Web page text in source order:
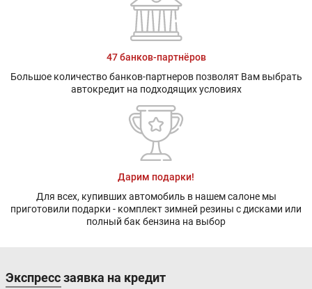
47 банков-партнёров
Большое количество банков-партнеров позволят Вам выбрать
автокредит на подходящих условиях
Дарим подарки!
Для всех, купивших автомобиль в нашем салоне мы
приготовили подарки - комплект зимней резины с дисками или
полный бак бензина на выбор
Экспресс заявка на кредит